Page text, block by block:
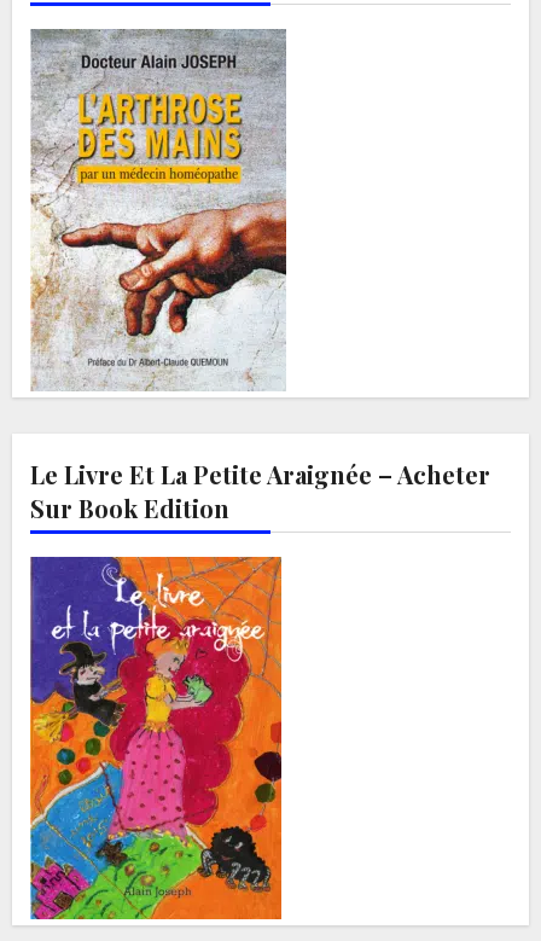
Le Livre Et La Petite Araignée – Acheter
Sur Book Edition